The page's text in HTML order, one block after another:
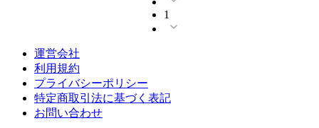
1
運営会社
利用規約
プライバシーポリシー
特定商取引法に基づく表記
お問い合わせ